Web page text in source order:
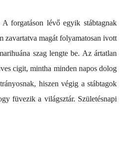
forgatáson lévő egyik stábtagnak
zavartatva magát folyamatosan ivott
szag lengte be. Az ártatlan
cigit, mintha minden napos dolog
hiszen végig a stábtagok
füvezik a világsztár. Születésnapi